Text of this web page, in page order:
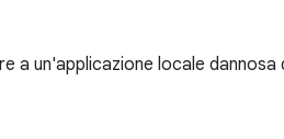
a un'applicazione locale dannosa